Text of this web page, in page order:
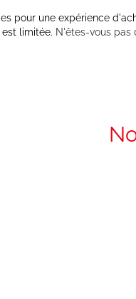
pour une expérience
limitée. N'êtes-vous pas